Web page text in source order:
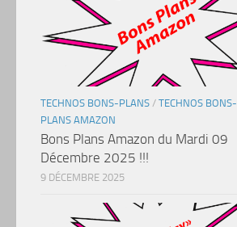
TECHNOS BONS-PLANS / TECHNOS BONS-
PLANS AMAZON
Bons Plans Amazon du Mardi 09
Décembre 2025 !!!
9 DÉCEMBRE 2025